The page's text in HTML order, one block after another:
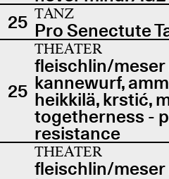
25 TANZ
Pro Senectute
25
THEATER
fleischlin/
kannewurf,
heikkilä, krstić,
togetherness -
resistance
THEATER
fleischlin/